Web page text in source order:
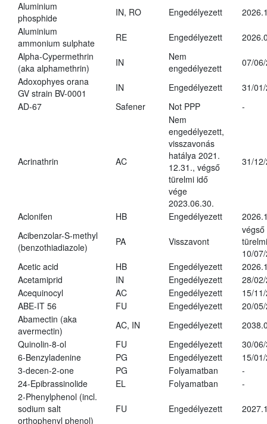
Aluminium
phosphide
IN, RO Engedélyezett
Aluminium
ammonium sulphate
RE Engedélyezett
Alpha-Cypermethrin
(aka alphamethrin)
IN
Nem
engedélyezett
07/
Adoxophyes orana
GV strain BV-0001
IN Engedélyezett
31/
AD-67
Safener Not PPP -
Acrinathrin AC
Nem
engedélyezett,
visszavonás
hatálya 2021.
12.31., végső
türelmi idő
vége
2023.06.30.
31/
Aclonifen HB Engedélyezett
Acibenzolar-S-methyl
(benzothiadiazole)
PA Visszavont
végső
10/
Acetic acid
HB Engedélyezett
Acetamiprid
IN Engedélyezett
28/
Acequinocyl
AC Engedélyezett
15/
ABE-IT 56
FU Engedélyezett
20/
Abamectin (aka
avermectin)
AC, IN Engedélyezett
Quinolin-8-ol
FU Engedélyezett
30/
6-Benzyladenine
PG Engedélyezett
15/
3-decen-2-one
PG Folyamatban
-
24-Epibrassinolide
EL Folyamatban
-
2-Phenylphenol (incl.
sodium salt
orthophenyl phenol)
FU Engedélyezett